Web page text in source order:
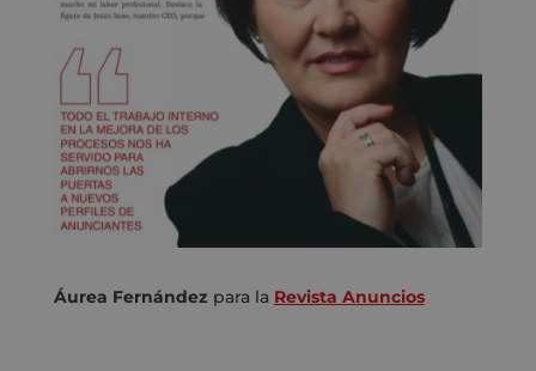
Áurea Fernández para la Revista Anuncios